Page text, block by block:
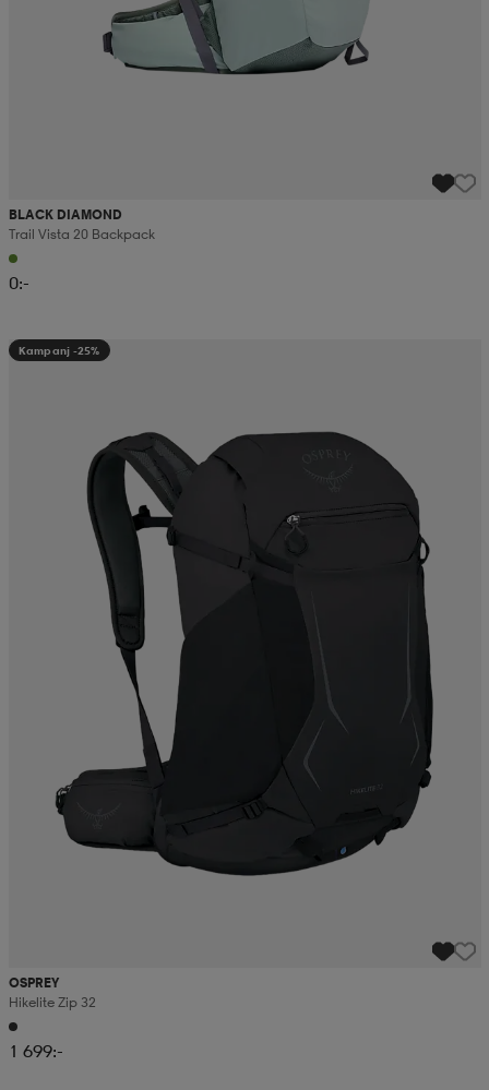
BLACK DIAMOND
Trail Vista 20 Backpack
0:-
Kampanj -25%
OSPREY
Hikelite Zip 32
1 699:-